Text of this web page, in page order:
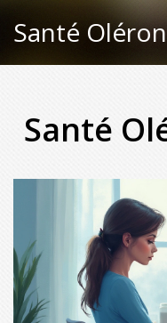
Santé Oléron
Santé